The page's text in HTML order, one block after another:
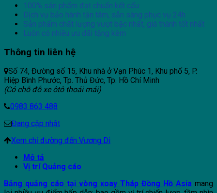
100% sản phẩm đạt chuẩn kết cấu
Dịch vụ bảo hành tận tâm, sẵn sàng phục vụ 24h
Sản phẩm chất lượng vượt bậc nhất, giá thành tốt nhất
Luôn có nhiều ưu đãi tặng kèm
Thông tin liên hệ
Số 74, Đường số 15, Khu nhà ở Vạn Phúc 1, Khu phố 5, P.
Hiệp Bình Phước, Tp. Thủ Đức, Tp. Hồ Chí Minh
(Có chỗ đỗ xe ôtô thoải mái)
0983 863 488
Đang cập nhật
Xem chỉ đường đến Vương Di
Mô tả
Vị trí Quảng cáo
Bảng quảng cáo tại vòng xoay Tháp Đồng Hồ Asia mang